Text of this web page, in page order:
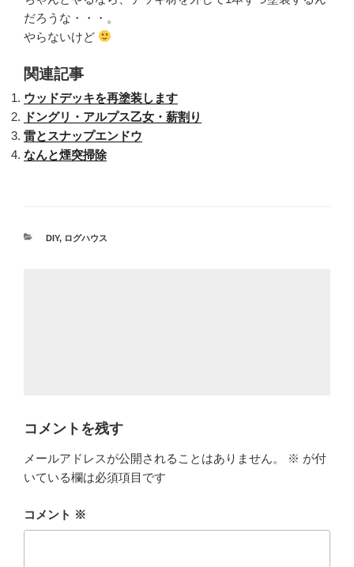
だろうな・・・。
やらないけど
関連記事
ウッドデッキを再塗装します
ドングリ・アルプス乙女・薪割り
雷とスナップエンドウ
なんと煙突掃除
カ
DIY, ログハウス
コメントを残す
メールアドレスが公開されることはありません。 ※ が付
いている欄は必須項目です
コメント ※